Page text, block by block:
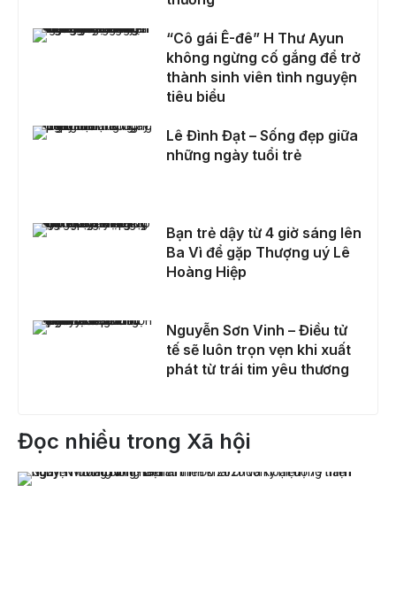
“Cô gái Ê-đê” H Thư Ayun không ngừng cố gắng để trở thành sinh viên tình nguyện tiêu biểu
“Cô gái Ê-đê” H Thư Ayun
không ngừng cố gắng để trở
thành sinh viên tình nguyện
tiêu biểu
Lê Đình Đạt – Sống đẹp giữa những ngày tuổi trẻ
Lê Đình Đạt – Sống đẹp giữa
những ngày tuổi trẻ
Bạn trẻ dậy từ 4 giờ sáng lên Ba Vì để gặp Thượng uý Lê Hoàng Hiệp
Bạn trẻ dậy từ 4 giờ sáng lên
Ba Vì để gặp Thượng uý Lê
Hoàng Hiệp
Nguyễn Sơn Vinh – Điều tử tế sẽ luôn trọn vẹn khi xuất phát từ trái tim yêu thương
Nguyễn Sơn Vinh – Điều tử
tế sẽ luôn trọn vẹn khi xuất
phát từ trái tim yêu thương
Đọc nhiều trong Xã hội